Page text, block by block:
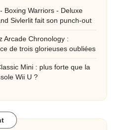
Boxing Warriors - Deluxe
Sivlerlit fait son punch-out
Arcade Chronology :
de trois glorieuses oubliées
Mini : plus forte que la
Wii U ?